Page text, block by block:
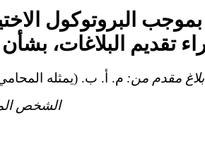
بموجب البروتوكول
البلاغات، بشأن
بلاغ مقدم من: م. أ. ب. (يمثله
الشخص